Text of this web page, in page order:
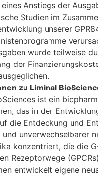
Anstiegs der
Studien im
unserer
wurde teilweise
der
zu Liminal
ist ein
das in der
die Entdeckung und
und unverwechselbarer
konzentriert, die die
Rezeptorwege
entwickelt eigene